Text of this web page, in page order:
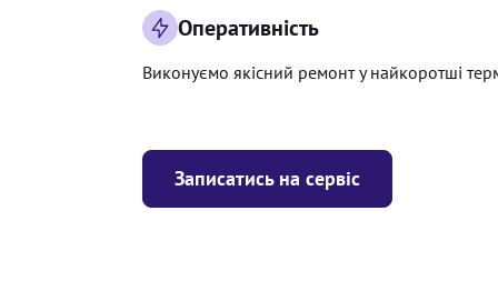
Записатись на сервіс
Оперативність
Виконуємо якісний ремонт у найкоротші